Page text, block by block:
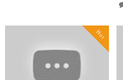
Hot